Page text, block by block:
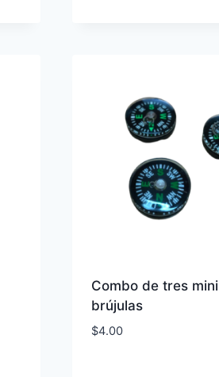
Combo de tres mini
brújulas
$4.00